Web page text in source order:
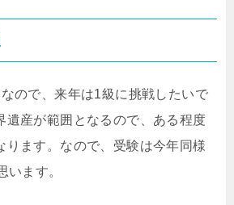
ので、来年は1級に挑戦したいで
遺産が範囲となるので、ある程度
ります。なので、受験は今年同様
います。